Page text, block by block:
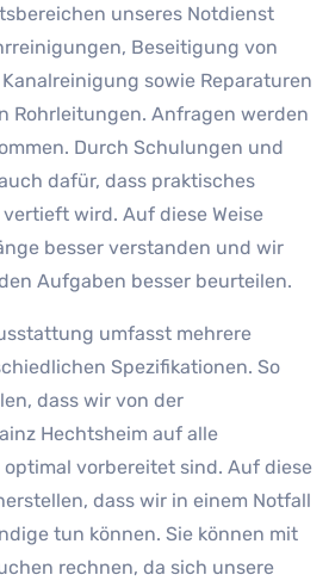
unseres Notdienst
Beseitigung von
sowie Reparaturen
Rohrleitungen. Anfragen werden
Durch Schulungen und
dafür, dass praktisches
wird. Auf diese Weise
besser verstanden und wir
Aufgaben besser beurteilen.
umfasst mehrere
Spezifikationen. So
dass wir von der
Hechtsheim auf alle
vorbereitet sind. Auf diese
dass wir in einem Notfall
tun können. Sie können mit
rechnen, da sich unsere